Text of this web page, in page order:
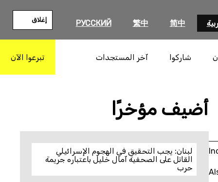
简中
繁中
РУССКИЙ إغلاق
شاركوا آخر المستجدات تبرعوا الآن
أضيف مؤخرًا
لبنان: يجب التحقيق في الهجوم الإسرائيلي
القاتل على الصحفية آمال خليل باعتباره جريمة
حرب